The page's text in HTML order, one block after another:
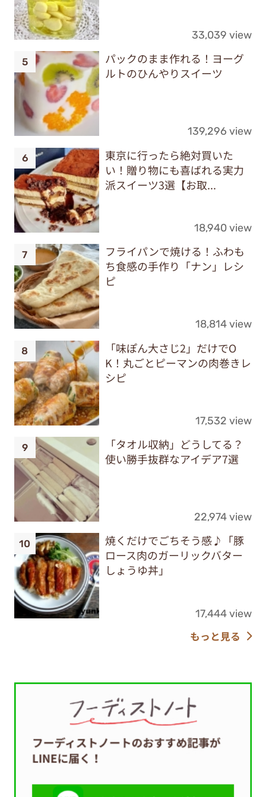
33,039 view
パックのまま作れる！ヨーグ
ルトのひんやりスイーツ
139,296 view
東京に行ったら絶対買いた
い！贈り物にも喜ばれる実力
派スイーツ3選【お取...
18,940 view
フライパンで焼ける！ふわも
ち食感の手作り「ナン」レシ
ピ
18,814 view
「味ぽん大さじ2」だけでO
K！丸ごとピーマンの肉巻きレ
シピ
17,532 view
「タオル収納」どうしてる？
使い勝手抜群なアイデア7選
22,974 view
焼くだけでごちそう感♪「豚
ロース肉のガーリックバター
しょうゆ丼」
17,444 view
もっと見る